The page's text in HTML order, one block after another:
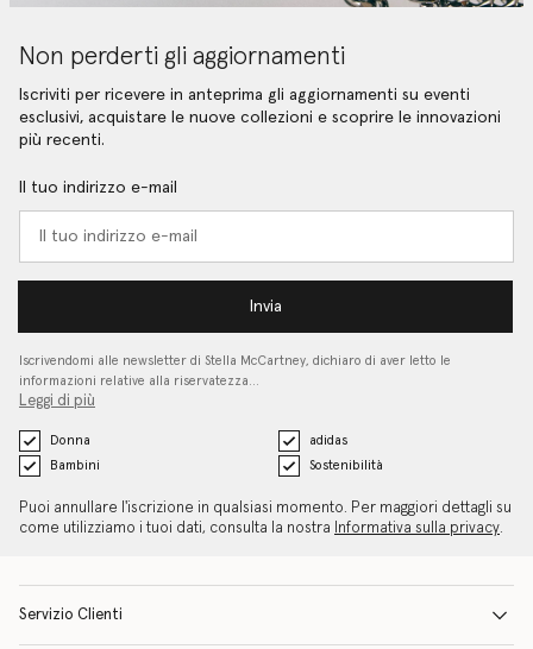
Non perderti gli aggiornamenti
Iscriviti per ricevere in anteprima gli aggiornamenti su eventi
esclusivi, acquistare le nuove collezioni e scoprire le innovazioni
più recenti.
Il tuo indirizzo e-mail
Invia
Iscrivendomi alle newsletter di Stella McCartney, dichiaro di aver letto le
informazioni relative alla riservatezza…
Leggi di più
Donna
adidas
Bambini
Sostenibilità
Puoi annullare l'iscrizione in qualsiasi momento. Per maggiori dettagli su
come utilizziamo i tuoi dati, consulta la nostra
Informativa sulla privacy.
Servizio Clienti